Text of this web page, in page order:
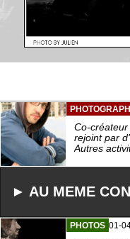
Co-
rejoint par
Autres
► AU MEME
PHOTOS 01-